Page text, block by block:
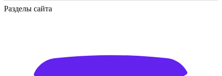
Разделы сайта